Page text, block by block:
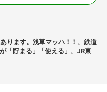
ります。浅草マッハ！！、鉄道
「貯まる」「使える」、JR東